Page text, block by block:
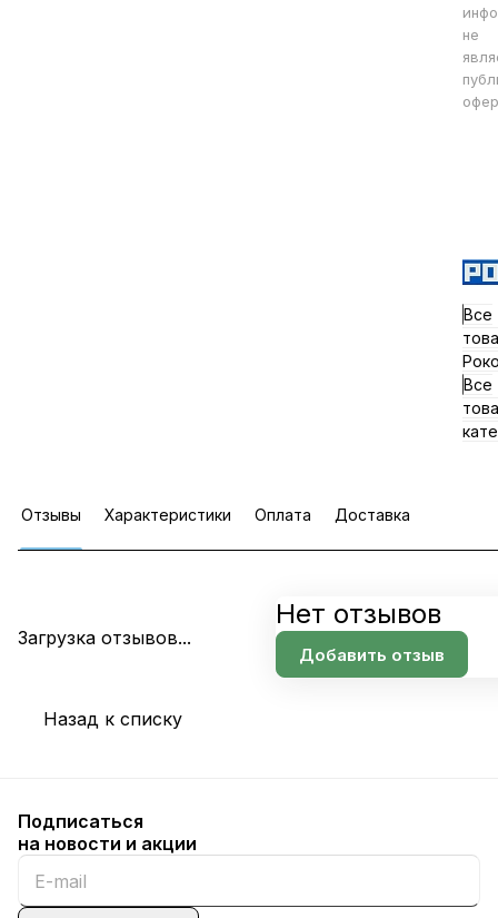
не
Все
Все
Отзывы Характеристики Оплата Доставка
Загрузка отзывов...
Нет отзывов
Добавить отзыв
Назад к списку
Подписаться
на новости и акции